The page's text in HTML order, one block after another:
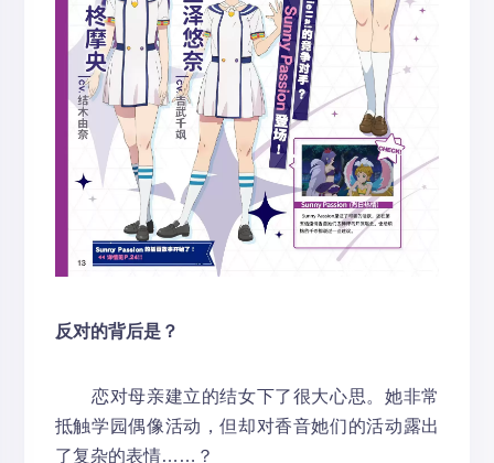
反对的背后是？
恋对母亲建立的结女下了很大心思。她非常
抵触学园偶像活动，但却对香音她们的活动露出
了复杂的表情……？